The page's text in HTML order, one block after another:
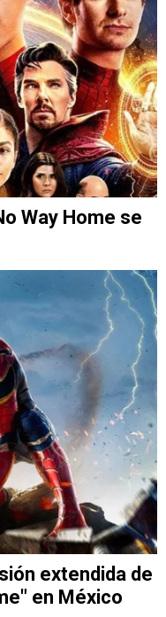
Way Home se
extendida de
en México